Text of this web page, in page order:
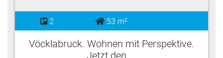
2 53 m²
Vöcklabruck. Wohnen mit Perspektive.
Jetzt den ...